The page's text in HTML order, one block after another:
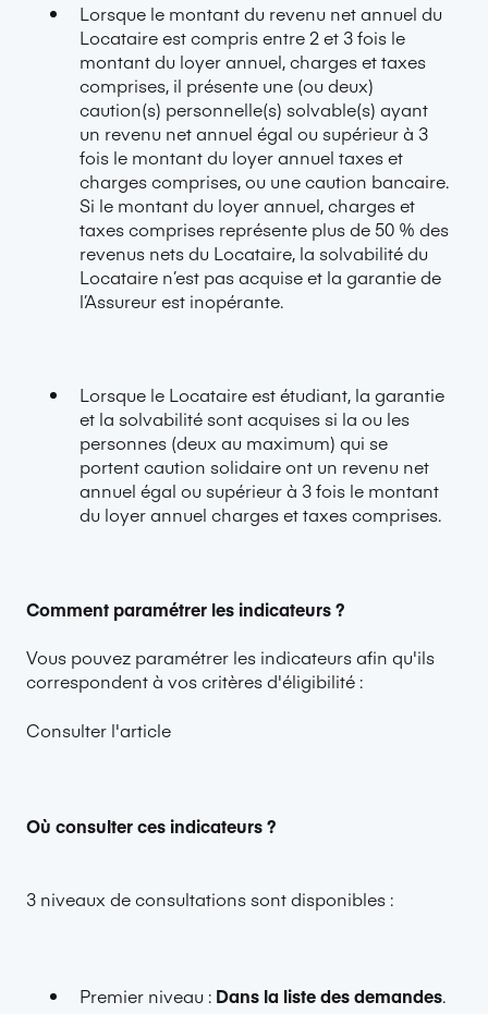
Lorsque le montant du revenu net annuel du
Locataire est compris entre 2 et 3 fois le
montant du loyer annuel, charges et taxes
comprises, il présente une (ou deux)
caution(s) personnelle(s) solvable(s) ayant
un revenu net annuel égal ou supérieur à 3
fois le montant du loyer annuel taxes et
charges comprises, ou une caution bancaire.
Si le montant du loyer annuel, charges et
taxes comprises représente plus de 50 % des
revenus nets du Locataire, la solvabilité du
Locataire n’est pas acquise et la garantie de
l’Assureur est inopérante.
Lorsque le Locataire est étudiant, la garantie
et la solvabilité sont acquises si la ou les
personnes (deux au maximum) qui se
portent caution solidaire ont un revenu net
annuel égal ou supérieur à 3 fois le montant
du loyer annuel charges et taxes comprises.
Comment paramétrer les indicateurs ?
Vous pouvez paramétrer les indicateurs afin qu'ils
correspondent à vos critères d'éligibilité :
Consulter l'article
Où consulter ces indicateurs ?
3 niveaux de consultations sont disponibles :
Premier niveau : Dans la liste des demandes.